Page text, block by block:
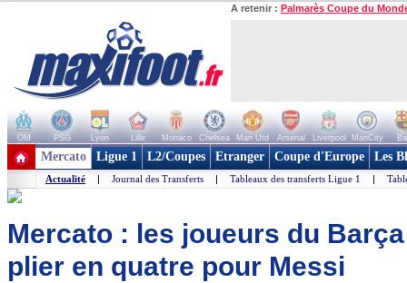
A retenir : Palmarès Coupe du
OM PSG Lyon Lille Monaco Chelsea Man Utd Arsenal Liverpool ManCity
+ de clubs
Mercato Ligue 1 L2/Coupes Etranger Coupe d'Europe Les
Actualité | Journal des Transferts | Tableaux des transferts Ligue 1 |
Mercato : les joueurs du
plier en quatre pour Messi